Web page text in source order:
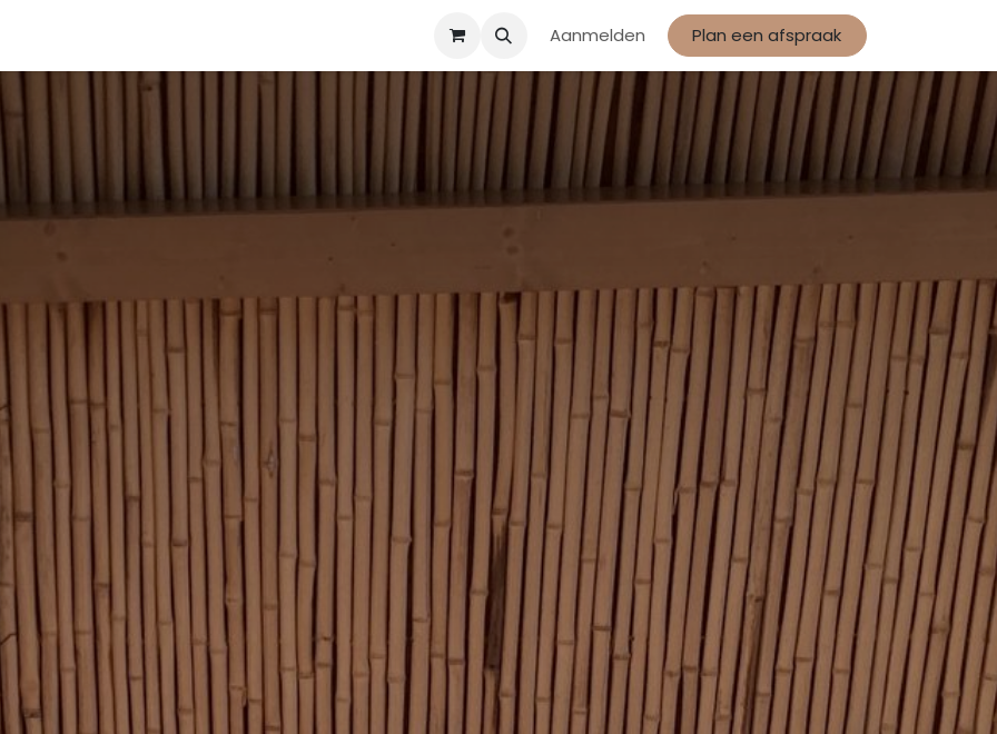
Aanmelden Plan een afspraak